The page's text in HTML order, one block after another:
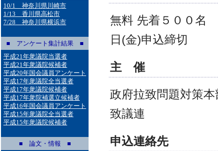
10/1 神奈川県川崎市
1/13 香川県高松市
7/28 神奈川県横浜市
■ アンケート集計結果 ■
平成21年衆議院当選者
平成21年衆議院候補者
平成20年国会議員アンケート
平成17年衆議院全当選者
平成17年衆議院候補者
平成17年衆院補選立候補者
平成16年国会議員アンケート
平成15年衆議院全当選者
平成15年衆議院候補者
■ 論文・情報 ■
無料 先着５００
日(金)申込締切
主 催
政府拉致問題対策
致議連
申込連絡先